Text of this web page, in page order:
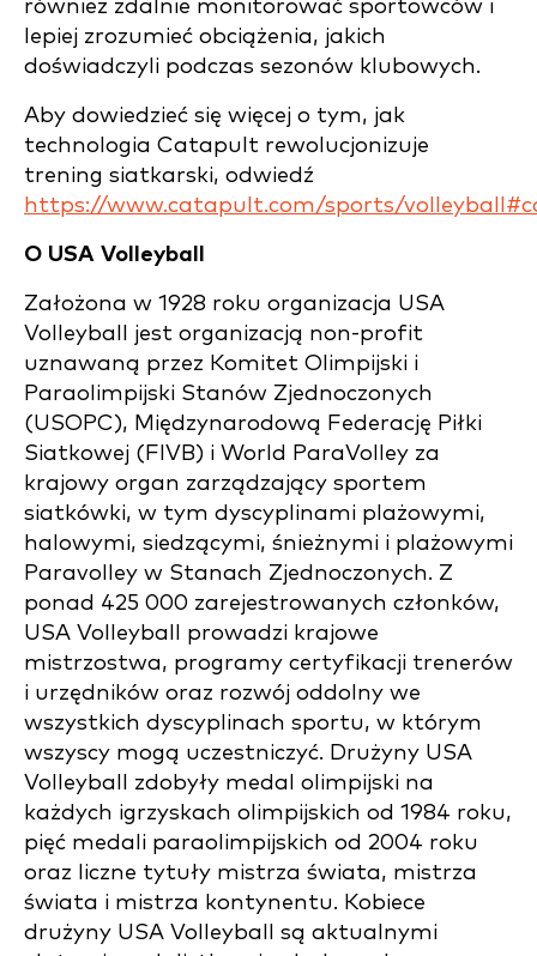
również zdalnie monitorować sportowców i
lepiej zrozumieć obciążenia, jakich
doświadczyli podczas sezonów klubowych.
Aby dowiedzieć się więcej o tym, jak
technologia Catapult rewolucjonizuje
trening siatkarski, odwiedź
https://www.catapult.com/sports/
O USA Volleyball
Założona w 1928 roku organizacja USA
Volleyball jest organizacją non-profit
uznawaną przez Komitet Olimpijski i
Paraolimpijski Stanów Zjednoczonych
(USOPC), Międzynarodową Federację Piłki
Siatkowej (FIVB) i World ParaVolley za
krajowy organ zarządzający sportem
siatkówki, w tym dyscyplinami plażowymi,
halowymi, siedzącymi, śnieżnymi i plażowymi
Paravolley w Stanach Zjednoczonych. Z
ponad 425 000 zarejestrowanych członków,
USA Volleyball prowadzi krajowe
mistrzostwa, programy certyfikacji trenerów
i urzędników oraz rozwój oddolny we
wszystkich dyscyplinach sportu, w którym
wszyscy mogą uczestniczyć. Drużyny USA
Volleyball zdobyły medal olimpijski na
każdych igrzyskach olimpijskich od 1984 roku,
pięć medali paraolimpijskich od 2004 roku
oraz liczne tytuły mistrza świata, mistrza
świata i mistrza kontynentu. Kobiece
drużyny USA Volleyball są aktualnymi